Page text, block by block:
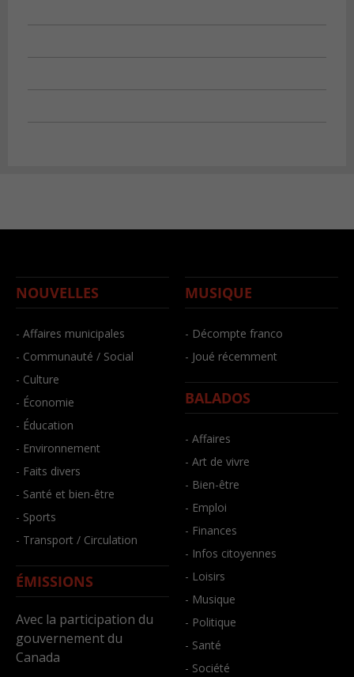
NOUVELLES
- Affaires municipales
- Communauté / Social
- Culture
- Économie
- Éducation
- Environnement
- Faits divers
- Santé et bien-être
- Sports
- Transport / Circulation
ÉMISSIONS
Avec la participation du
gouvernement du
Canada
MUSIQUE
- Décompte franco
- Joué récemment
BALADOS
- Affaires
- Art de vivre
- Bien-être
- Emploi
- Finances
- Infos citoyennes
- Loisirs
- Musique
- Politique
- Santé
- Société